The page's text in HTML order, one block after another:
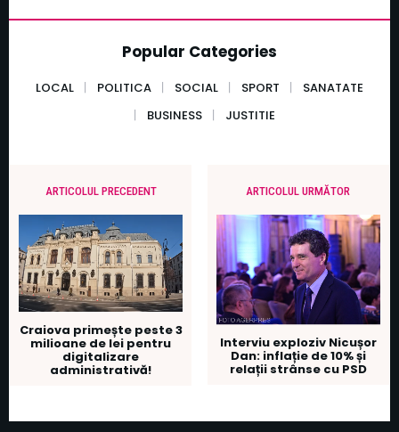
Popular Categories
LOCAL POLITICA SOCIAL SPORT
SANATATE
BUSINESS
JUSTITIE
ARTICOLUL PRECEDENT
Craiova primește peste 3
milioane de lei pentru
digitalizare
administrativă!
ARTICOLUL URMĂTOR
Interviu exploziv Nicușor
Dan: inflație de 10% și
relații strânse cu PSD